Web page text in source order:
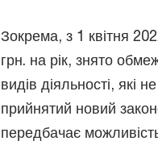
Зокрема, з 1 квітня
грн. на рік, знято
видів діяльності, які
прийнятий новий
передбачає